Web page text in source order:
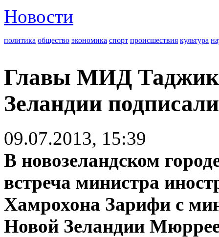
Новости
политика общество экономика спорт происшествия культура
Главы МИД
Зеландии
09.07.2013, 15:39
В новозеландском
встреча министра
Хамрохона Зарифи с
Новой Зеландии